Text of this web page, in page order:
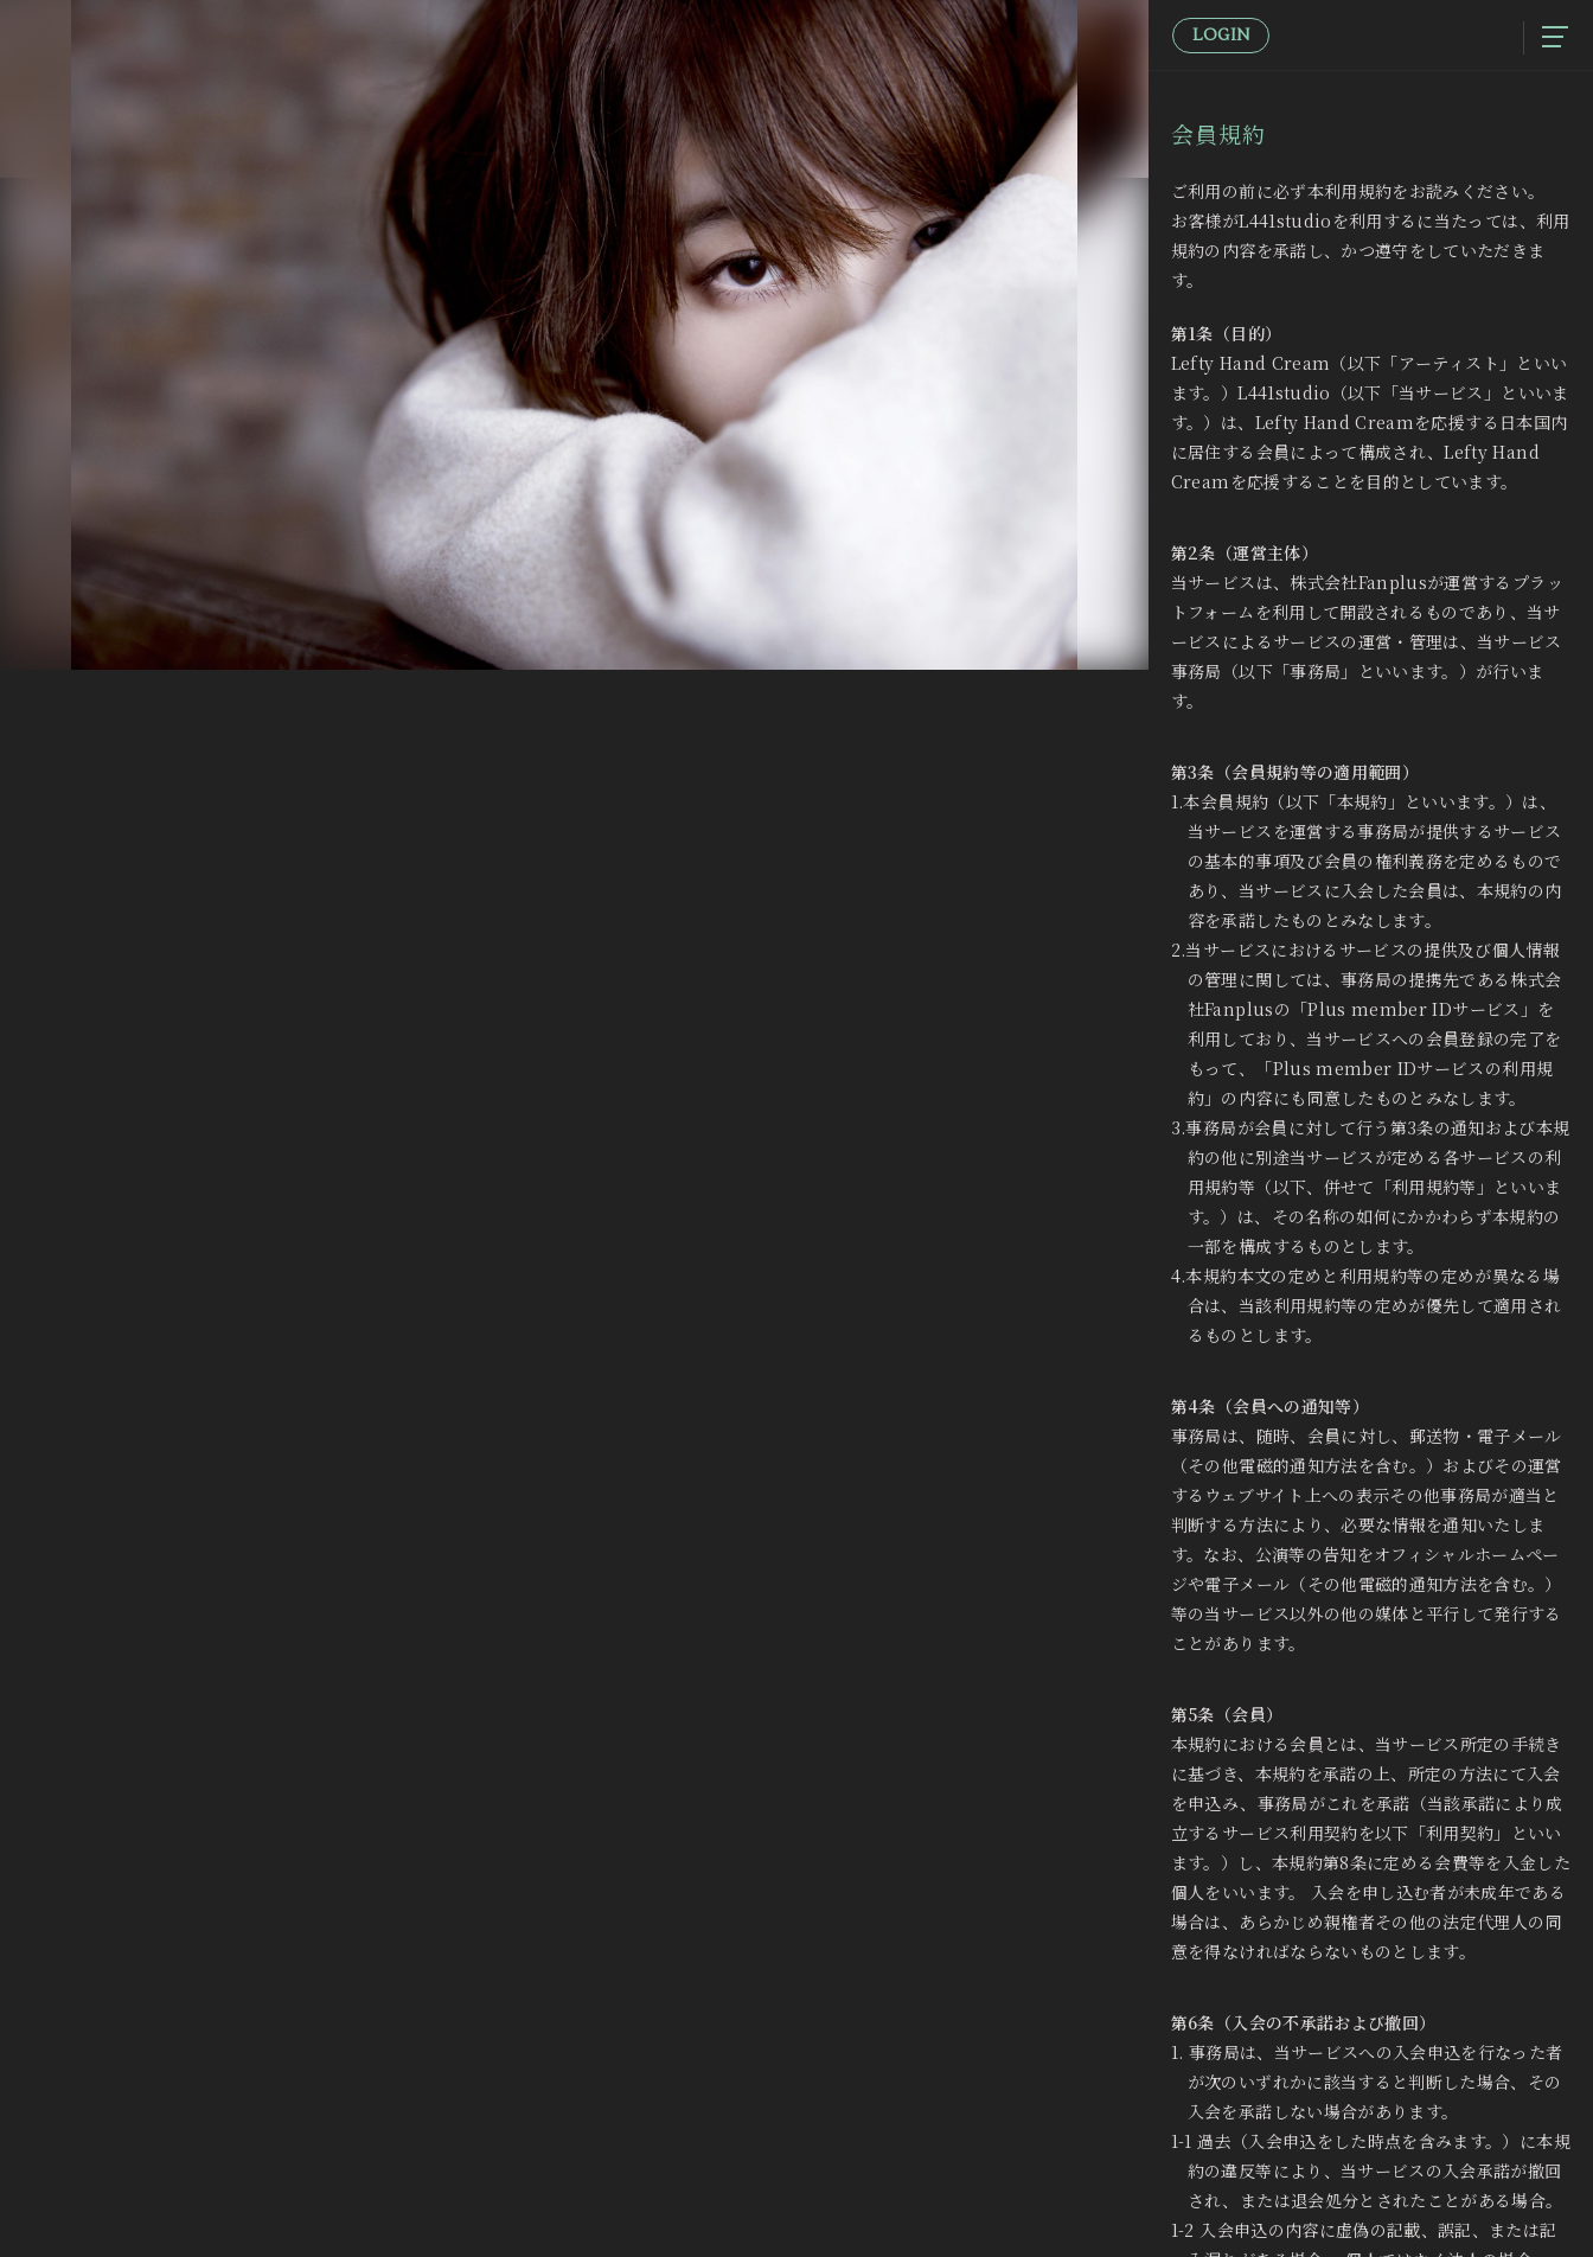
LOGIN
会員規約
ご利用の前に必ず本利用規約をお読みください。
お客様がL441studioを利用するに当たっては、利用
規約の内容を承諾し、かつ遵守をしていただきま
す。
第1条（目的）
Lefty Hand Cream（以下「アーティスト」といい
ます。）L441studio（以下「当サービス」といいま
す。）は、Lefty Hand Creamを応援する日本国内
に居住する会員によって構成され、Lefty Hand
Creamを応援することを目的としています。
第2条（運営主体）
当サービスは、株式会社Fanplusが運営するプラッ
トフォームを利用して開設されるものであり、当サ
ービスによるサービスの運営・管理は、当サービス
事務局（以下「事務局」といいます。）が行いま
す。
第3条（会員規約等の適用範囲）
1.本会員規約（以下「本規約」といいます。）は、
当サービスを運営する事務局が提供するサービス
の基本的事項及び会員の権利義務を定めるもので
あり、当サービスに入会した会員は、本規約の内
容を承諾したものとみなします。
2.当サービスにおけるサービスの提供及び個人情報
の管理に関しては、事務局の提携先である株式会
社Fanplusの「Plus member IDサービス」を
利用しており、当サービスへの会員登録の完了を
もって、「Plus member IDサービスの利用規
約」の内容にも同意したものとみなします。
3.事務局が会員に対して行う第3条の通知および本規
約の他に別途当サービスが定める各サービスの利
用規約等（以下、併せて「利用規約等」といいま
す。）は、その名称の如何にかかわらず本規約の
一部を構成するものとします。
4.本規約本文の定めと利用規約等の定めが異なる場
合は、当該利用規約等の定めが優先して適用され
るものとします。
第4条（会員への通知等）
事務局は、随時、会員に対し、郵送物・電子メール
（その他電磁的通知方法を含む。）およびその運営
するウェブサイト上への表示その他事務局が適当と
判断する方法により、必要な情報を通知いたしま
す。なお、公演等の告知をオフィシャルホームペー
ジや電子メール（その他電磁的通知方法を含む。）
等の当サービス以外の他の媒体と平行して発行する
ことがあります。
第5条（会員）
本規約における会員とは、当サービス所定の手続き
に基づき、本規約を承諾の上、所定の方法にて入会
を申込み、事務局がこれを承諾（当該承諾により成
立するサービス利用契約を以下「利用契約」といい
ます。）し、本規約第8条に定める会費等を入金した
個人をいいます。 入会を申し込む者が未成年である
場合は、あらかじめ親権者その他の法定代理人の同
意を得なければならないものとします。
第6条（入会の不承諾および撤回）
1. 事務局は、当サービスへの入会申込を行なった者
が次のいずれかに該当すると判断した場合、その
入会を承諾しない場合があります。
1-1 過去（入会申込をした時点を含みます。）に本規
約の違反等により、当サービスの入会承諾が撤回
され、または退会処分とされたことがある場合。
1-2 入会申込の内容に虚偽の記載、誤記、または記